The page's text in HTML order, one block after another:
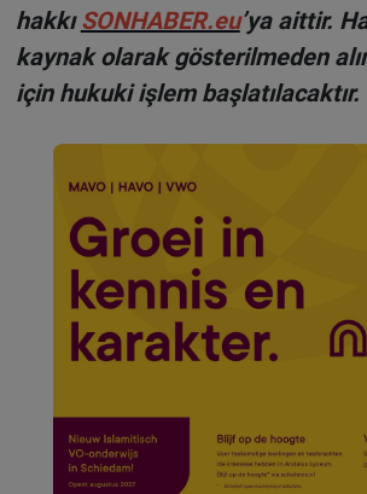
hakkıSONHABER.eu’ya aittir.
kaynak olarak gösterilmeden
için hukuki işlem başlatılacaktır.